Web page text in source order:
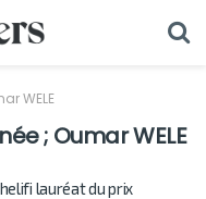
WELE
; Oumar WELE
lauréat du prix